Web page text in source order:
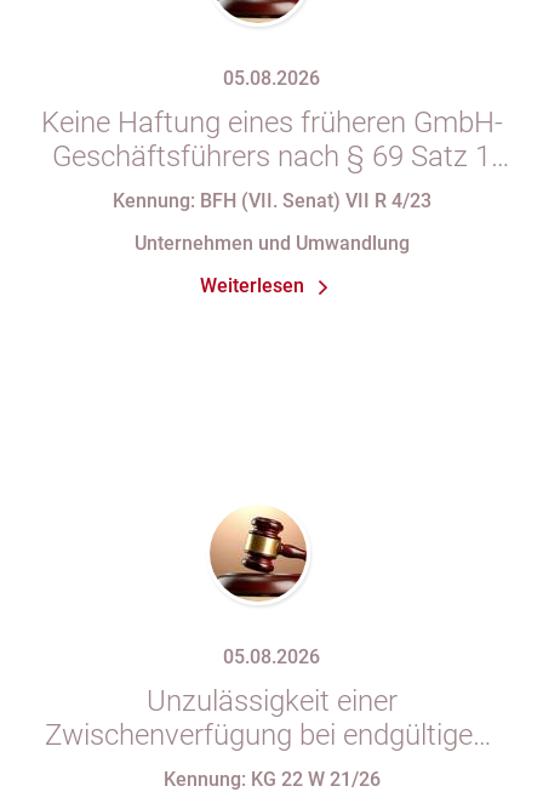
05.08.2026
Keine Haftung eines früheren GmbH-
Geschäftsführers nach § 69 Satz 1
i.V.m. § 34 Abs. 1 AO nach Verlust
Eintragung im Handelsregister
Kennung: BFH (VII. Senat) VII R 4/23
Unternehmen und Umwandlung
Weiterlesen
05.08.2026
Unzulässigkeit einer
Zwischenverfügung bei endgültigem
Eintragungshindernis und
Kennung: KG 22 W 21/26